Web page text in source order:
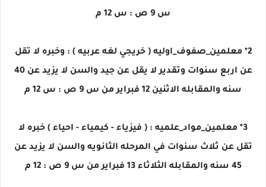
س 9 ص : س 12 م
2* معلمين_صفوف_اوليه ( خريجي لغه عربيه ) : وخبره لا تقل
عن اربع سنوات وتقدير لا يقل عن جيد والسن لا يزيد عن 40
سنه والمقابله الاثنين 12 فبراير من س 9 ص : س 12 م
3* معلمين_مواد_علميه : ( فيزياء - كيمياء - احياء ) خبره لا
تقل عن ثلاث سنوات في المرحله الثانويه والسن لا يزيد عن
45 سنه والمقابله الثلاثاء 13 فبراير من س 9 ص : 12 م